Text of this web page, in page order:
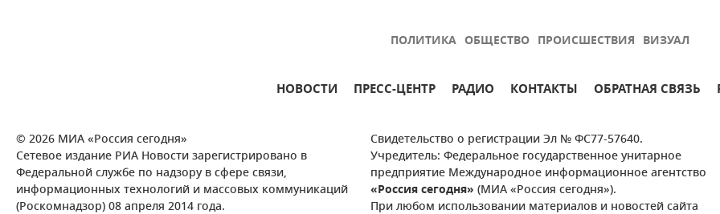
ПОЛИТИКА ОБЩЕСТВО ПРОИСШЕСТВИЯ ВИЗУАЛ
НОВОСТИ ПРЕСС-ЦЕНТР РАДИО КОНТАКТЫ ОБРАТНАЯ СВЯЗЬ
© 2026 МИА «Россия сегодня»
Сетевое издание РИА Новости зарегистрировано в
Федеральной службе по надзору в сфере связи,
информационных технологий и массовых коммуникаций
(Роскомнадзор) 08 апреля 2014 года.
Свидетельство о регистрации Эл № ФС77-57640.
Учредитель: Федеральное государственное унитарное
предприятие Международное информационное агентство
«Россия сегодня» (МИА «Россия сегодня»).
При любом использовании материалов и новостей сайта